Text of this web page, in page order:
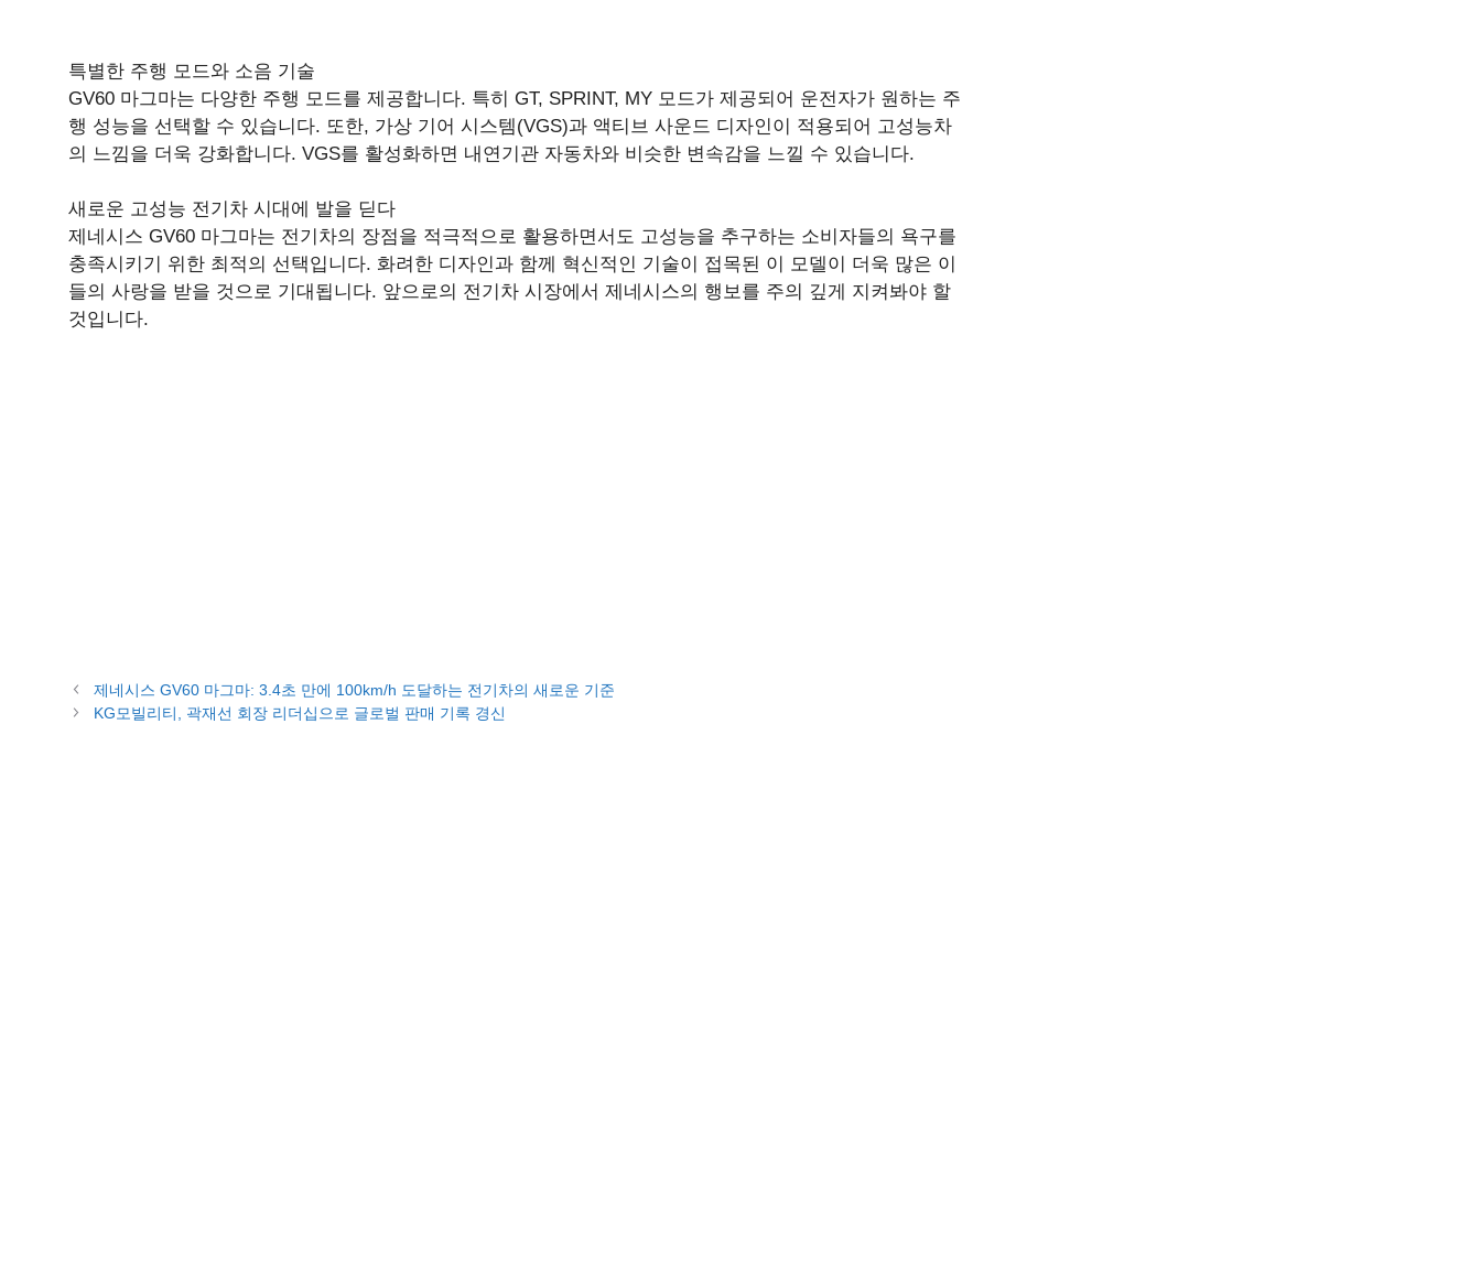
특별한 주행 모드와 소음 기술
GV60 마그마는 다양한 주행 모드를 제공합니다. 특히 GT, SPRINT, MY 모드가 제공되어 운전자가 원하는 주
행 성능을 선택할 수 있습니다. 또한, 가상 기어 시스템(VGS)과 액티브 사운드 디자인이 적용되어 고성능차
의 느낌을 더욱 강화합니다. VGS를 활성화하면 내연기관 자동차와 비슷한 변속감을 느낄 수 있습니다.
새로운 고성능 전기차 시대에 발을 딛다
제네시스 GV60 마그마는 전기차의 장점을 적극적으로 활용하면서도 고성능을 추구하는 소비자들의 욕구를
충족시키기 위한 최적의 선택입니다. 화려한 디자인과 함께 혁신적인 기술이 접목된 이 모델이 더욱 많은 이
들의 사랑을 받을 것으로 기대됩니다. 앞으로의 전기차 시장에서 제네시스의 행보를 주의 깊게 지켜봐야 할
것입니다.
제네시스 GV60 마그마: 3.4초 만에 100km/h 도달하는 전기차의 새로운 기준
KG모빌리티, 곽재선 회장 리더십으로 글로벌 판매 기록 경신